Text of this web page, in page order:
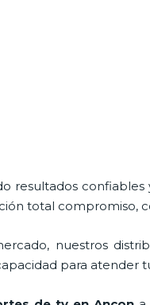
resultados
total compromiso,
nuestros
para atender